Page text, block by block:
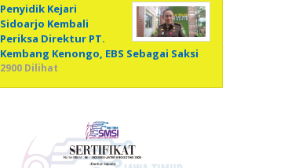
Penyidik Kejari
Sidoarjo Kembali
Periksa Direktur PT.
Kembang Kenongo, EBS Sebagai Saksi
2900 Dilihat